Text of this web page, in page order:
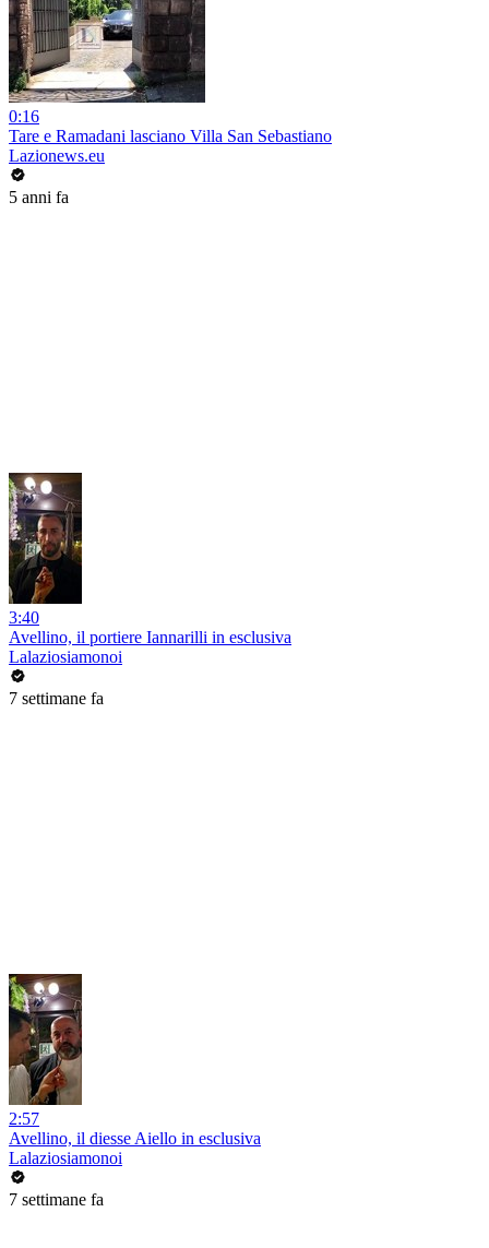
0:16
Tare e Ramadani lasciano Villa San Sebastiano
Lazionews.eu
5 anni fa
3:40
Avellino, il portiere Iannarilli in esclusiva
Lalaziosiamonoi
7 settimane fa
2:57
Avellino, il diesse Aiello in esclusiva
Lalaziosiamonoi
7 settimane fa